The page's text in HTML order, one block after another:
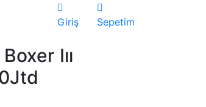
Giriş
Sepetim
Iıı